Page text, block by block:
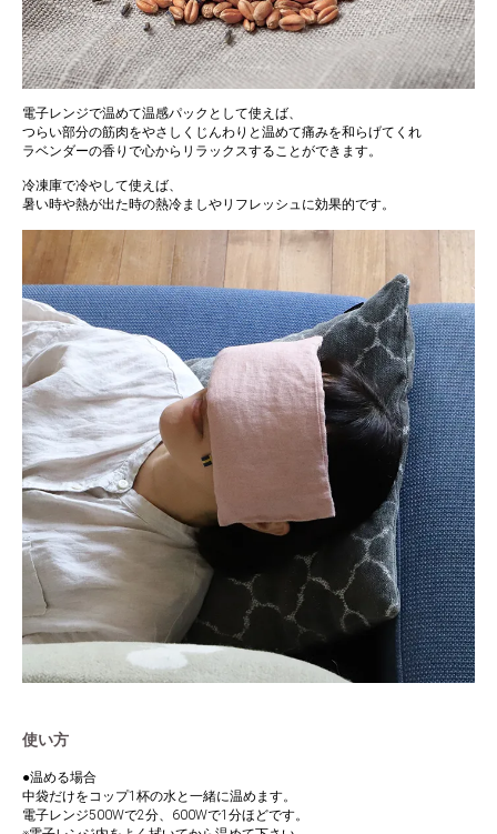
電子レンジで温めて温感パックとして使えば、
つらい部分の筋肉をやさしくじんわりと温めて痛みを和らげてくれ
ラベンダーの香りで心からリラックスすることができます。
冷凍庫で冷やして使えば、
暑い時や熱が出た時の熱冷ましやリフレッシュに効果的です。
使い方
●温める場合
中袋だけをコップ1杯の水と一緒に温めます。
電子レンジ500Wで2分、600Wで1分ほどです。